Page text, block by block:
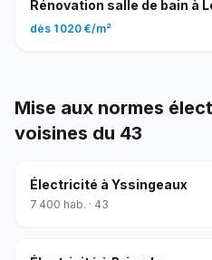
Rénovation salle de bain à
dès 1 020 €/m²
Mise aux normes
voisines du 43
Électricité à Yssingeaux
7 400 hab. · 43